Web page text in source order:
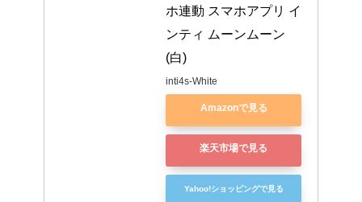
ホ連動 スマホアプリ イ
ンティ ムーンムーン
(白)
inti4s-White
Amazonで見る
楽天市場で見る
Yahoo!ショッピングで見る